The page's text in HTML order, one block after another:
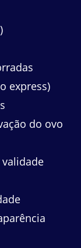
express)
do ovo